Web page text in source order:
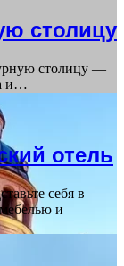
столицу
столицу —
и…
отель
себя в
и